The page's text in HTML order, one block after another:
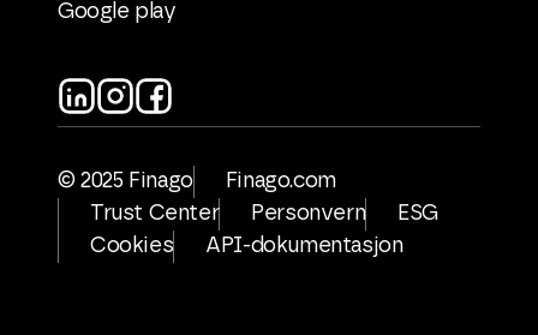
Google play
© 2025 Finago
Finago.com
Trust Center
Personvern
ESG
Cookies
API-dokumentasjon